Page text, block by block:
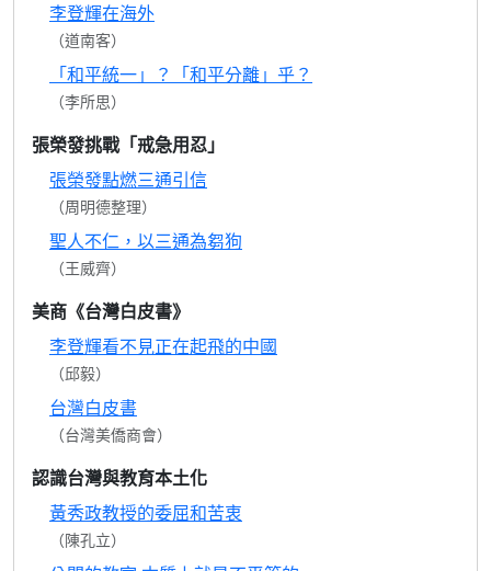
李登輝在海外
（道南客）
「和平統一」？「和平分離」乎？
（李所思）
張榮發挑戰「戒急用忍」
張榮發點燃三通引信
（周明德整理）
聖人不仁，以三通為芻狗
（王威齊）
美商《台灣白皮書》
李登輝看不見正在起飛的中國
（邱毅）
台灣白皮書
（台灣美僑商會）
認識台灣與教育本土化
黃秀政教授的委屈和苦衷
（陳孔立）